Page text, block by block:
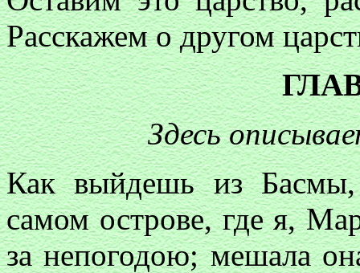
Расскажем о другом
Здесь
Как выйдешь из
самом острове, где я,
за непогодою; мешала